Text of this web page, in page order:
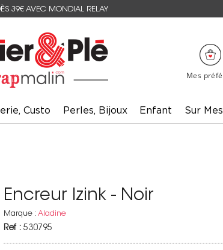
39€ AVEC MONDIAL RELAY
Mes
Custo Perles, Bijoux Enfant Sur
Encreur Izink - Noir
Marque : Aladine
Ref : 530795